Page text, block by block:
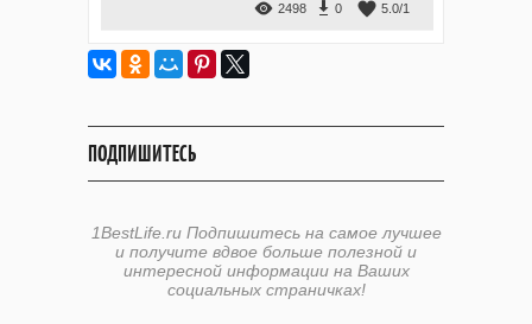
2498 0 5.0/1
ПОДПИШИТЕСЬ
1BestLife.ru Подпишитесь на самое лучшее
и получите вдвое больше полезной и
интересной информации на Ваших
социальных страничках!